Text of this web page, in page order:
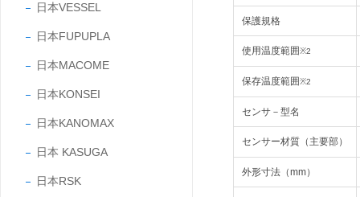
日本VESSEL
日本FUPUPLA
日本MACOME
日本KONSEI
日本KANOMAX
日本 KASUGA
日本RSK
保護規格
使用温度範囲※2
保存温度範囲※2
センサ－型名
センサー材質（主要部）
外形寸法（mm）